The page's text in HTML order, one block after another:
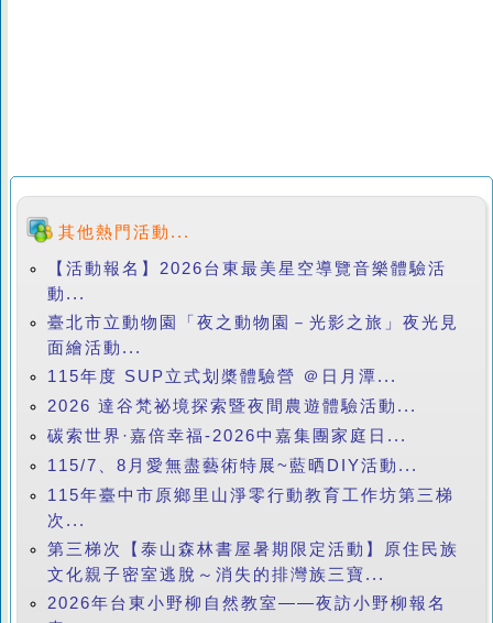
其他熱門活動...
【活動報名】2026台東最美星空導覽音樂體驗活
動...
臺北市立動物園「夜之動物園－光影之旅」夜光見
面繪活動...
115年度 SUP立式划槳體驗營 ＠日月潭...
2026 達谷梵祕境探索暨夜間農遊體驗活動...
碳索世界·嘉倍幸福-2026中嘉集團家庭日...
115/7、8月愛無盡藝術特展~藍晒DIY活動...
115年臺中市原鄉里山淨零行動教育工作坊第三梯
次...
第三梯次【泰山森林書屋暑期限定活動】原住民族
文化親子密室逃脫～消失的排灣族三寶...
2026年台東小野柳自然教室——夜訪小野柳報名